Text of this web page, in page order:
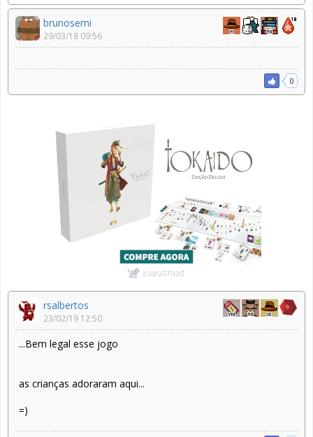
brunosemi
29/03/18 09:56
0
rsalbertos
23/02/19 12:50
...Bem legal esse jogo
as crianças adoraram aqui...
=)